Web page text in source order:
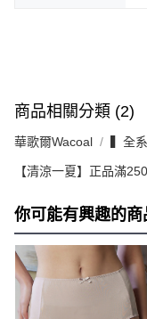
商品相關分類 (2)
華歌爾Wacoal ▍全
【清涼一夏】正品滿
你可能有興趣的商